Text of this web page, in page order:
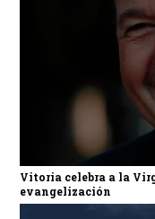
Vitoria celebra a la
evangelización